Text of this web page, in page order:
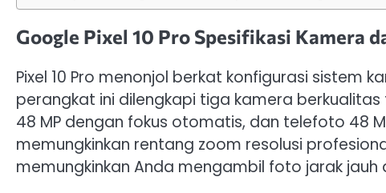
Google Pixel 10 Pro Spesifikasi Kamera
Pixel 10 Pro menonjol berkat konfigurasi sistem
perangkat ini dilengkapi tiga kamera
48 MP dengan fokus otomatis, dan telefoto 48
memungkinkan rentang zoom resolusi
memungkinkan Anda mengambil foto jarak